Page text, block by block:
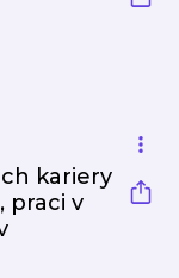
kariery
praci v